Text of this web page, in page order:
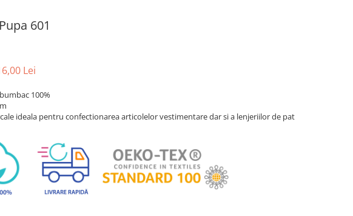
601
Lei
100%
ideala pentru confectionarea articolelor vestimentare dar si a lenjeriilor de pat